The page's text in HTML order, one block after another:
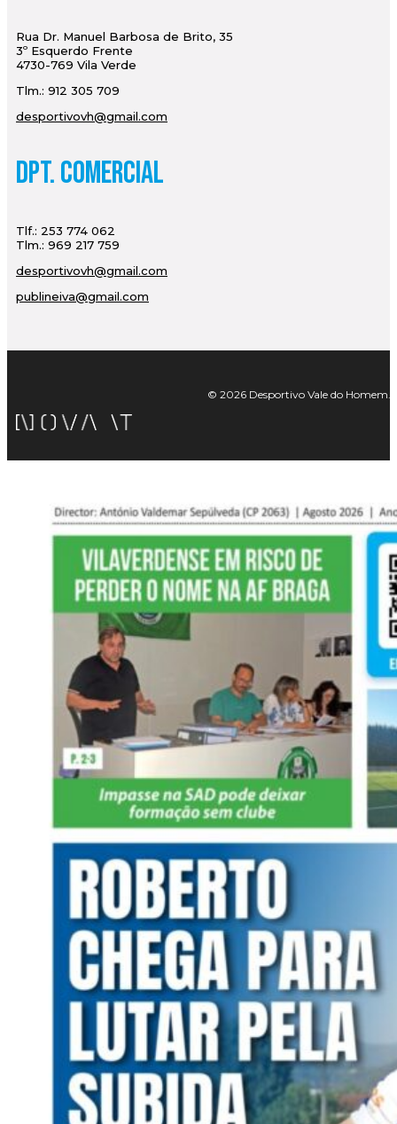
Rua Dr. Manuel Barbosa de Brito, 35
3º Esquerdo Frente
4730-769 Vila Verde
Tlm.: 912 305 709
desportivovh@gmail.com
Dpt. Comercial
Tlf.: 253 774 062
Tlm.: 969 217 759
desportivovh@gmail.com
publineiva@gmail.com
© 2026 Desportivo Vale do Homem.